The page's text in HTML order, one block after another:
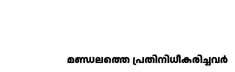
മണ്ഡലത്തെ പ്രതിനിധീകരിച്ചവര്‍